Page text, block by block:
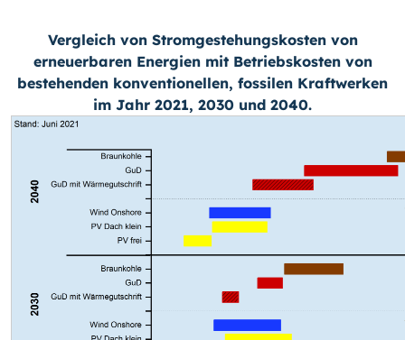
Vergleich von Stromgestehungskosten von
erneuerbaren Energien mit Betriebskosten von
bestehenden konventionellen, fossilen Kraftwerken
im Jahr 2021, 2030 und 2040.